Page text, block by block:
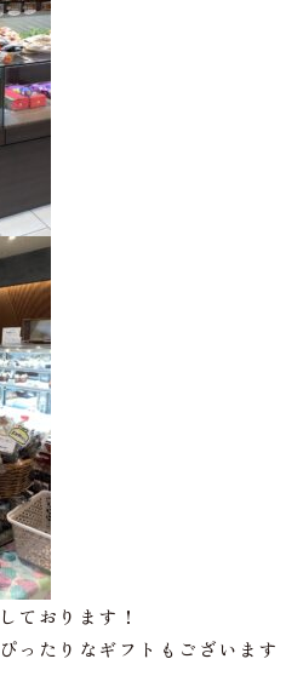
ております！
ったりなギフトもございます